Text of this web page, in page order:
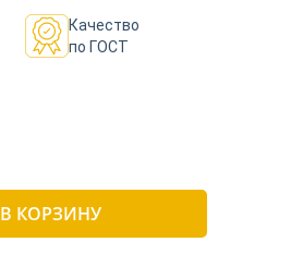
Качество
по ГОСТ
В КОРЗИНУ